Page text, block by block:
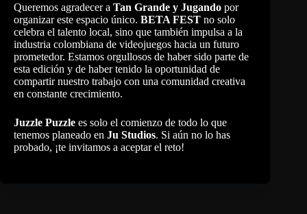
Queremos agradecer a Tan Grande y Jugando por
organizar este espacio único. BETA FEST no solo
celebra el talento local, sino que también impulsa a la
industria colombiana de videojuegos hacia un futuro
prometedor. Estamos orgullosos de haber sido parte de
esta edición y de haber tenido la oportunidad de
compartir nuestro trabajo con una comunidad creativa
en constante crecimiento.
Juzzle Puzzle es solo el comienzo de todo lo que
tenemos planeado en Ju Studios. Si aún no lo has
probado, ¡te invitamos a aceptar el reto!